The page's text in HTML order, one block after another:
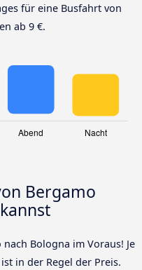
für eine Busfahrt von
ab 9 €.
Bergamo
Bologna im Voraus! Je
in der Regel der Preis.